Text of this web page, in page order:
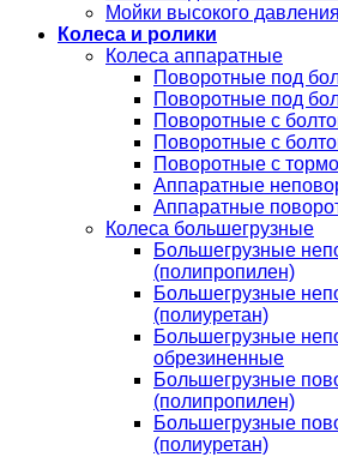
Мойки высокого давления
Колеса и ролики
Колеса аппаратные
Поворотные под
Поворотные под
Поворотные с
Поворотные с
Поворотные с
Аппаратные
Аппаратные
Колеса большегрузные
Большегрузные
(полипропилен)
Большегрузные
(полиуретан)
Большегрузные
обрезиненные
Большегрузные
(полипропилен)
Большегрузные
(полиуретан)